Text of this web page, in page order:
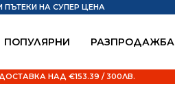
ПОПУЛЯРНИ РАЗПРОДАЖБА
ПЪТЕКИ НА СУПЕР ЦЕНА
НАД €153.39 / 300ЛВ.